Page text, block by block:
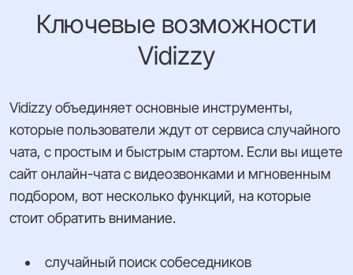
Ключевые возможности
Vidizzy
Vidizzy объединяет основные инструменты,
которые пользователи ждут от сервиса случайного
чата, с простым и быстрым стартом. Если вы ищете
сайт онлайн-чата с видеозвонками и мгновенным
подбором, вот несколько функций, на которые
стоит обратить внимание.
случайный поиск собеседников